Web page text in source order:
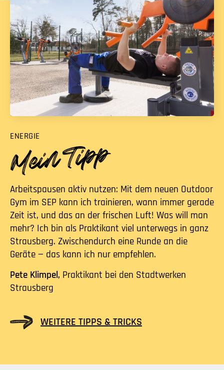
ENERGIE
Arbeitspausen aktiv nutzen: Mit dem neuen Outdoor
Gym im SEP kann ich trainieren, wann immer gerade
Zeit ist, und das an der frischen Luft! Was will man
mehr? Ich bin als Praktikant viel unterwegs in ganz
Strausberg. Zwischendurch eine Runde an die
Geräte — das kann ich nur empfehlen.
Pete Klimpel, Praktikant bei den Stadtwerken
Strausberg
WEITERE TIPPS & TRICKS